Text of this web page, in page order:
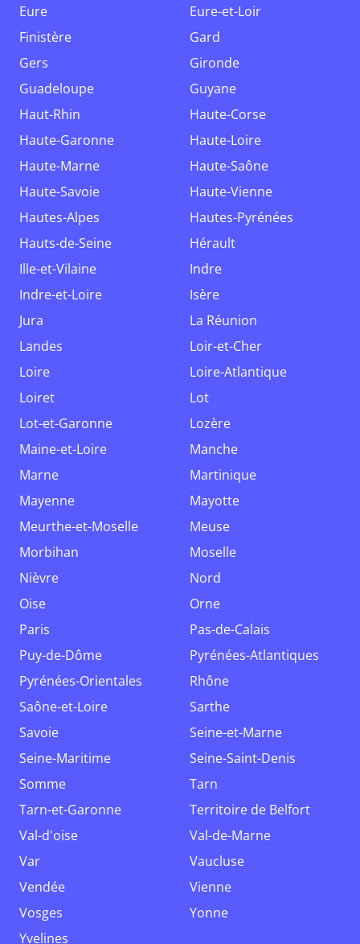
Eure
Eure-et-Loir
Finistère
Gard
Gers
Gironde
Guadeloupe
Guyane
Haut-Rhin
Haute-Corse
Haute-Garonne
Haute-Loire
Haute-Marne
Haute-Saône
Haute-Savoie
Haute-Vienne
Hautes-Alpes
Hautes-Pyrénées
Hauts-de-Seine
Hérault
Ille-et-Vilaine
Indre
Indre-et-Loire
Isère
Jura
La Réunion
Landes
Loir-et-Cher
Loire
Loire-Atlantique
Loiret
Lot
Lot-et-Garonne
Lozère
Maine-et-Loire
Manche
Marne
Martinique
Mayenne
Mayotte
Meurthe-et-Moselle
Meuse
Morbihan
Moselle
Nièvre
Nord
Oise
Orne
Paris
Pas-de-Calais
Puy-de-Dôme
Pyrénées-Atlantiques
Pyrénées-Orientales
Rhône
Saône-et-Loire
Sarthe
Savoie
Seine-et-Marne
Seine-Maritime
Seine-Saint-Denis
Somme
Tarn
Tarn-et-Garonne
Territoire de Belfort
Val-d'oise
Val-de-Marne
Var
Vaucluse
Vendée
Vienne
Vosges
Yonne
Yvelines